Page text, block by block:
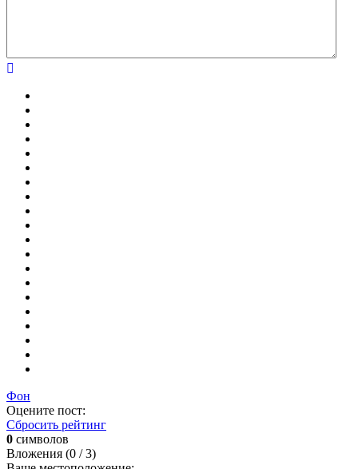
Фон
Оцените пост:
Сбросить рейтинг
0 символов
Вложения (0 / 3)